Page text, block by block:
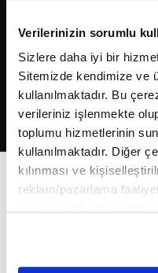
Verilerinizin sorumlu
Sizlere daha iyi bir
Sitemizde kendimize ve
kullanılmaktadır. Bu
verileriniz işlenmekte
toplumu hizmetlerinin
kullanılmaktadır. Diğer
kılınması ve
reklam/pazarlama
belirleyebilirsiniz.
Ayarlar butonuna
2026Fikriyat. Tüm hakları